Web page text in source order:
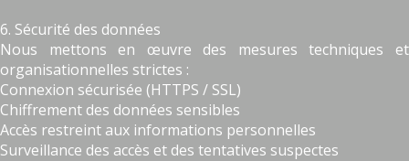
6. Sécurité des données
Nous mettons en œuvre des mesures techniques et
organisationnelles strictes :
Connexion sécurisée (HTTPS / SSL)
Chiffrement des données sensibles
Accès restreint aux informations personnelles
Surveillance des accès et des tentatives suspectes